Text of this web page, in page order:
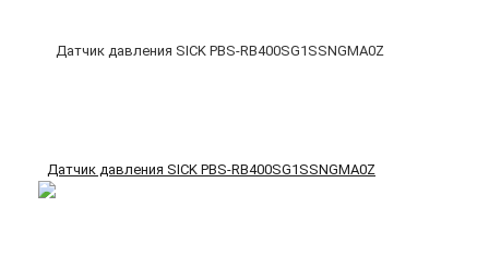
Датчик давления SICK PBS-RB400SG1SSNGMA0Z